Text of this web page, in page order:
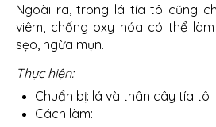
Ngoài ra, trong lá tía tô cũng
viêm, chống oxy hóa có thể
sẹo, ngừa mụn.
Thực hiện:
Chuẩn bị: lá và thân cây tía tô
Cách làm: